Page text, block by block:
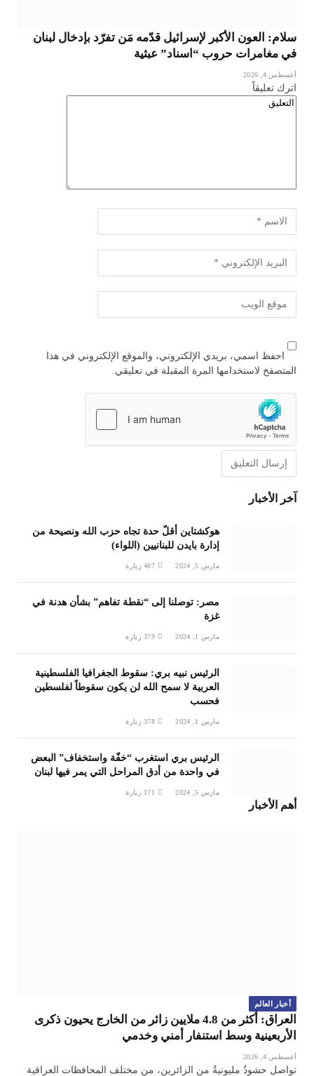
سلام: العون الأكبر لإسرائيل قدّمه مَن تفرّد بإدخال لبنان
في مغامرات حروب “اسناد” عبثية
أغسطس 4, 2026
اترك تعليقاً
احفظ اسمي، بريدي الإلكتروني، والموقع الإلكتروني في هذا
المتصفح لاستخدامها المرة المقبلة في تعليقي.
آخر الأخبار
هوكشتاين أقلّ حدة تجاه حزب الله ونصيحة من
إدارة بايدن للبنانيين (اللواء)
مارس 5, 2024 487 زيارة
مصر: توصلنا إلى “نقطة تفاهم” بشأن هدنة في
غزة
مارس 1, 2024 379 زيارة
الرئيس نبيه بري: سقوط الجغرافيا الفلسطينية
العربية لا سمح الله لن يكون سقوطاً لفلسطين
فحسب
مارس 1, 2024 378 زيارة
الرئيس بري استغرب “خفّة واستخفاف” البعض
في واحدة من أدق المراحل التي يمر فيها لبنان
مارس 5, 2024 171 زيارة
أهم الأخبار
أخبار العالم
العراق: أكثر من 4.8 ملايين زائر من الخارج يحيون ذكرى
الأربعينية وسط استنفار أمني وخدمي
أغسطس 4, 2026
تواصل حشودٌ مليونيةٌ من الزائرين، من مختلف المحافظات العراقية